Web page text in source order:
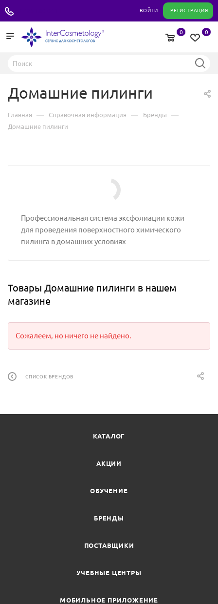
ВОЙТИ РЕГИСТРАЦИЯ
0
0
Домашние пилинги
Главная — Справочная информация — Бренды —
Домашние пилинги
Профессиональная система эксфолиации кожи
для проведения поверхностного химического
пилинга в домашних условиях
Товары Домашние пилинги в нашем
магазине
Сожалеем, но ничего не найдено.
СПИСОК БРЕНДОВ
КАТАЛОГ
АКЦИИ
ОБУЧЕНИЕ
БРЕНДЫ
ПОСТАВЩИКИ
УЧЕБНЫЕ ЦЕНТРЫ
МОБИЛЬНОЕ ПРИЛОЖЕНИЕ